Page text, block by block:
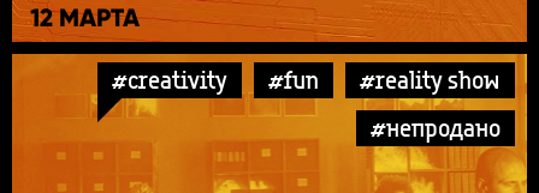
12 МАРТА
#creativity #fun
#reality show
#непродано